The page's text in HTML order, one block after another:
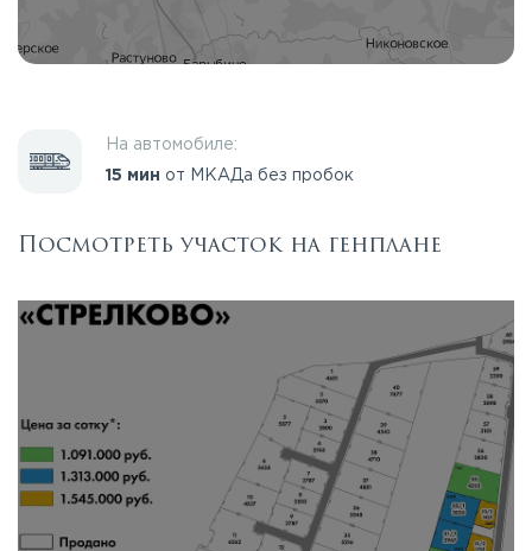
На автомобиле:
15 мин от МКАДа без пробок
Посмотреть участок на генплане